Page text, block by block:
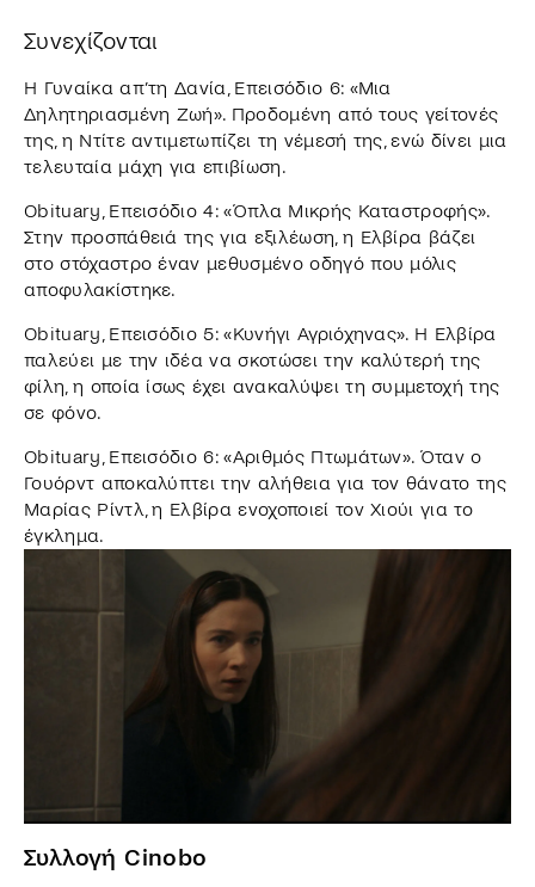
Συνεχίζονται
Η Γυναίκα απ’τη Δανία, Επεισόδιο 6: «Μια
Δηλητηριασμένη Ζωή». Προδομένη από τους γείτονές
της, η Ντίτε αντιμετωπίζει τη νέμεσή της, ενώ δίνει μια
τελευταία μάχη για επιβίωση.
Obituary, Επεισόδιο 4: «Όπλα Μικρής Καταστροφής».
Στην προσπάθειά της για εξιλέωση, η Ελβίρα βάζει
στο στόχαστρο έναν μεθυσμένο οδηγό που μόλις
αποφυλακίστηκε.
Obituary, Επεισόδιο 5: «Κυνήγι Αγριόχηνας». Η Ελβίρα
παλεύει με την ιδέα να σκοτώσει την καλύτερή της
φίλη, η οποία ίσως έχει ανακαλύψει τη συμμετοχή της
σε φόνο.
Obituary, Επεισόδιο 6: «Αριθμός Πτωμάτων». Όταν ο
Γουόρντ αποκαλύπτει την αλήθεια για τον θάνατο της
Μαρίας Ρίντλ, η Ελβίρα ενοχοποιεί τον Χιούι για το
έγκλημα.
Συλλογή Cinobo